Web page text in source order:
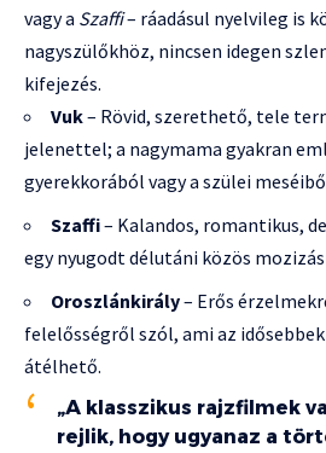
vagy a Szaffi– ráadásul nyelvileg is
nagyszülőkhöz, nincsen idegen
kifejezés.
Vuk– Rövid, szerethető, tele
jelenettel; a nagymama gyakran
gyerekkorából vagy a szülei
Szaffi– Kalandos, romantikus,
egy nyugodt délutáni közös
Oroszlánkirály– Erős
felelősségről szól, ami az
átélhető.
„A klasszikus rajzfilmek
rejlik, hogy ugyanaz a